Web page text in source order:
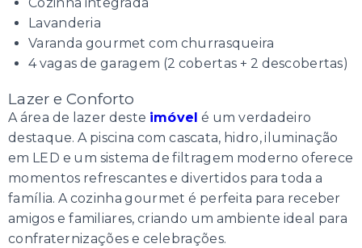
Lavanderia
Varanda gourmet com churrasqueira
4 vagas de garagem (2 cobertas + 2 descobertas)
Lazer e Conforto
A área de lazer deste imóvel é um verdadeiro
destaque. A piscina com cascata, hidro, iluminação
em LED e um sistema de filtragem moderno oferece
momentos refrescantes e divertidos para toda a
família. A cozinha gourmet é perfeita para receber
amigos e familiares, criando um ambiente ideal para
confraternizações e celebrações.